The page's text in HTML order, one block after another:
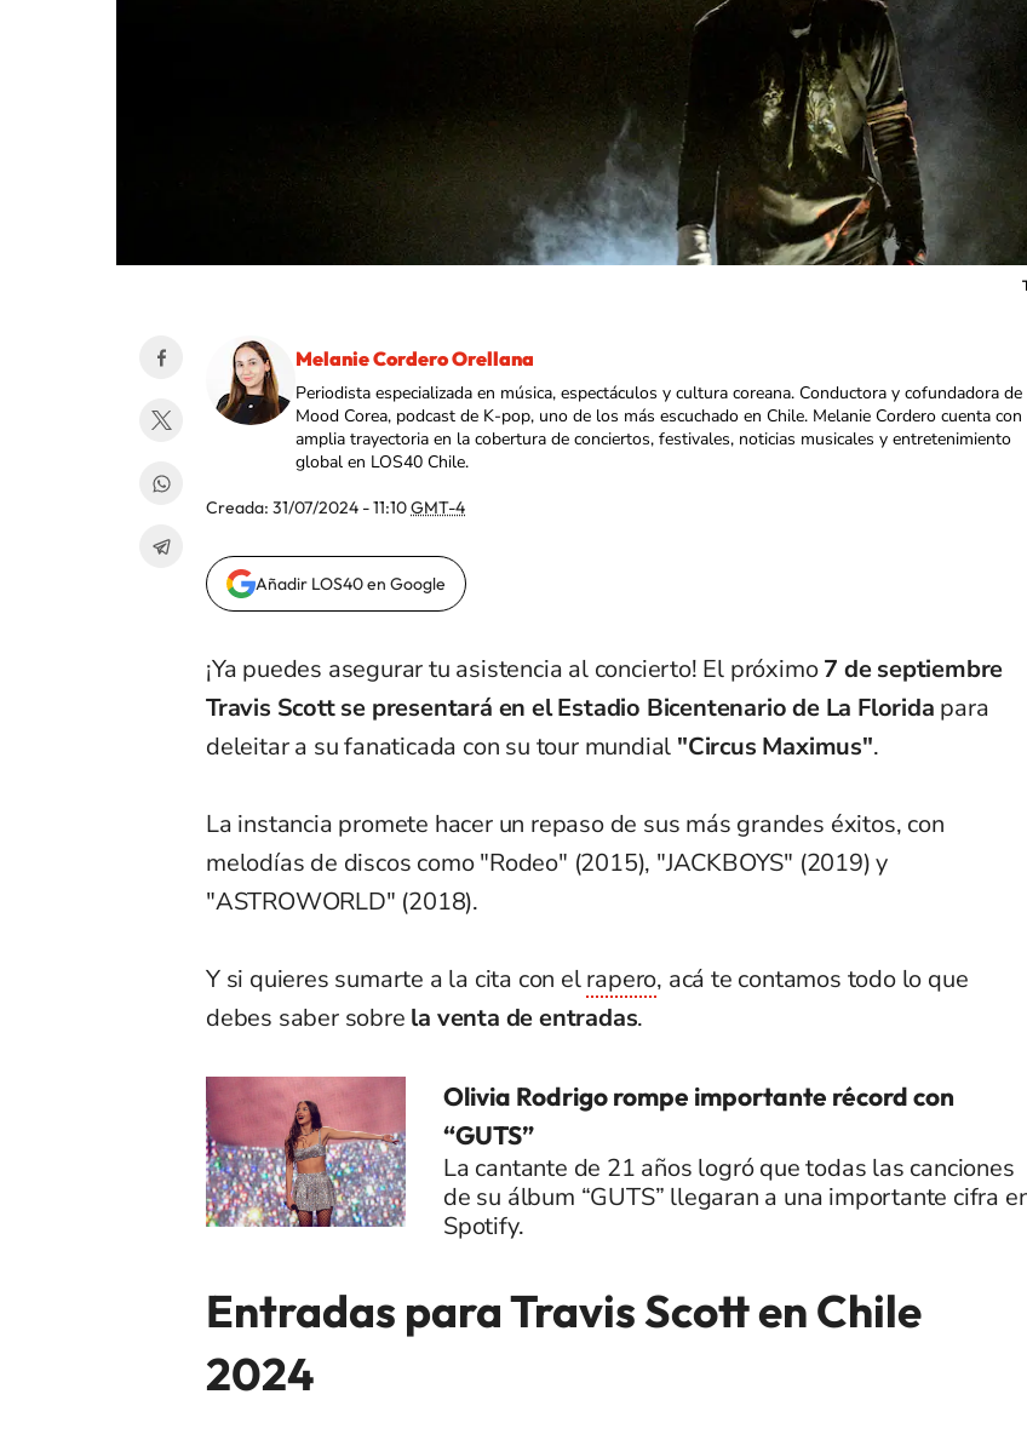
Melanie Cordero Orellana
Periodista especializada en música, espectáculos y cultura coreana. Conductora y cofundadora de
Mood Corea, podcast de K-pop, uno de los más escuchado en Chile. Melanie Cordero cuenta con
amplia trayectoria en la cobertura de conciertos, festivales, noticias musicales y entretenimiento
global en LOS40 Chile.
Creada: 31/07/2024 - 11:10GMT-4
Añadir LOS40 en Google
¡Ya puedes asegurar tu asistencia al concierto! El próximo7 de septiembre
Travis Scott se presentará en el Estadio Bicentenario de La Florida para
deleitar a su fanaticada con su tour mundial "Circus Maximus".
La instancia promete hacer un repaso de sus más grandes éxitos, con
melodías de discos como "Rodeo" (2015), "JACKBOYS" (2019) y
"ASTROWORLD" (2018).
Y si quieres sumarte a la cita con elrapero, acá te contamos todo lo que
debes saber sobre la venta de entradas.
Olivia Rodrigo rompe importante récord con
“GUTS”
La cantante de 21 años logró que todas las canciones
de su álbum “GUTS” llegaran a una importante cifra
Spotify.
Entradas para Travis Scott en Chile
2024